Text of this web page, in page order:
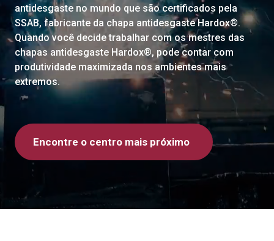
antidesgaste no mundo que são certificados pela
SSAB, fabricante da chapa antidesgaste Hardox®.
Quando você decide trabalhar com os mestres das
chapas antidesgaste Hardox®, pode contar com
produtividade maximizada nos ambientes mais
extremos.
Encontre o centro mais próximo